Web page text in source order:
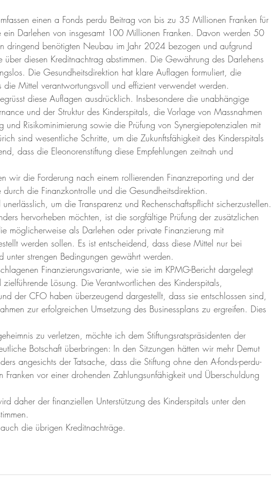
einen a Fonds perdu Beitrag von bis zu 35 Millionen Franken für
ein Darlehen von insgesamt 100 Millionen Franken. Davon werden 50
dringend benötigten Neubau im Jahr 2024 bezogen und aufgrund
über diesen Kreditnachtrag abstimmen. Die Gewährung des Darlehens
Die Gesundheitsdirektion hat klare Auflagen formuliert, die
die Mittel verantwortungsvoll und effizient verwendet werden.
diese Auflagen ausdrücklich. Insbesondere die unabhängige
und der Struktur des Kinderspitals, die Vorlage von Massnahmen
und Risikominimierung sowie die Prüfung von Synergiepotenzialen mit
sind wesentliche Schritte, um die Zukunftsfähigkeit des Kinderspitals
dass die Eleonorenstiftung diese Empfehlungen zeitnah und
wir die Forderung nach einem rollierenden Finanzreporting und der
durch die Finanzkontrolle und die Gesundheitsdirektion.
um die Transparenz und Rechenschaftspflicht sicherzustellen.
hervorheben möchten, ist die sorgfältige Prüfung der zusätzlichen
möglicherweise als Darlehen oder private Finanzierung mit
werden sollen. Es ist entscheidend, dass diese Mittel nur bei
unter strengen Bedingungen gewährt werden.
Finanzierungsvariante, wie sie im KPMG-Bericht dargelegt
Lösung. Die Verantwortlichen des Kinderspitals,
der CFO haben überzeugend dargestellt, dass sie entschlossen sind,
zur erfolgreichen Umsetzung des Businessplans zu ergreifen. Dies
zu verletzen, möchte ich dem Stiftungsratspräsidenten der
Botschaft überbringen: In den Sitzungen hätten wir mehr Demut
angesichts der Tatsache, dass die Stiftung ohne den A-fonds-perdu-
vor einer drohenden Zahlungsunfähigkeit und Überschuldung
daher der finanziellen Unterstützung des Kinderspitals unter den
die übrigen Kreditnachträge.